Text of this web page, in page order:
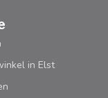
in Elst